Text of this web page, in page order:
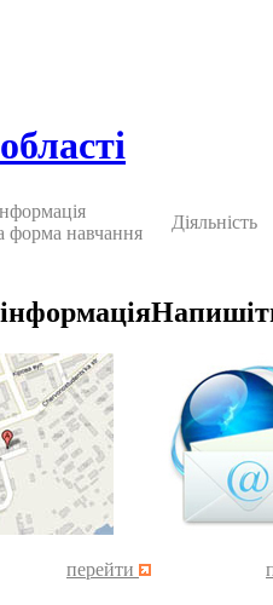
форма навчання
Діяльність
перейти